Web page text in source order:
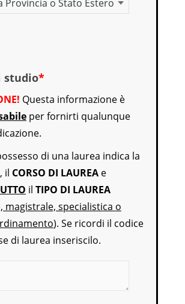
studio*
Questa informazione è
per fornirti qualunque
di una laurea indica la
, il CORSO DI LAUREA e
il TIPO DI LAUREA
magistrale, specialistica o
). Se ricordi il codice
di laurea inseriscilo.